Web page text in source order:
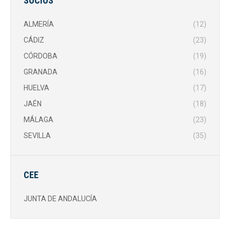
ALMERÍA
(12)
CÁDIZ
(23)
CÓRDOBA
(19)
GRANADA
(16)
HUELVA
(17)
JAÉN
(18)
MÁLAGA
(23)
SEVILLA
(35)
CEE
JUNTA DE ANDALUCÍA